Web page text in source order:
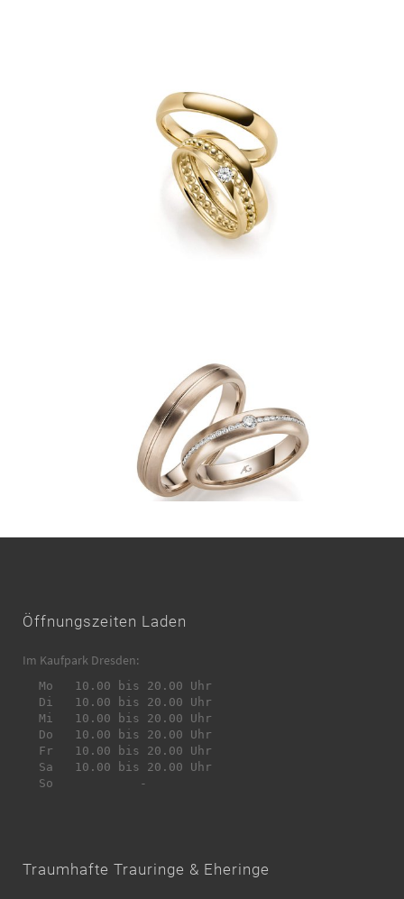
Öffnungszeiten Laden
Im Kaufpark Dresden:
Mo	 10.00 bis 20.00 Uhr
Di	 10.00 bis 20.00 Uhr
Mi	 10.00 bis 20.00 Uhr
Do	 10.00 bis 20.00 Uhr
Fr	 10.00 bis 20.00 Uhr
Sa	 10.00 bis 20.00 Uhr
So	 	 	-
Traumhafte Trauringe & Eheringe